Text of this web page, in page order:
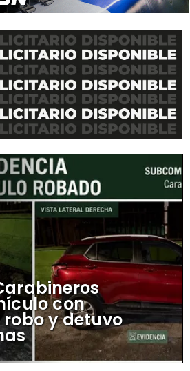
con
y detuvo